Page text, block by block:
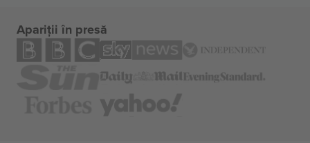
Apariții în presă